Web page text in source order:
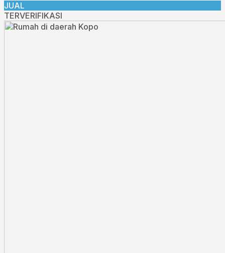
JUAL
TERVERIFIKASI